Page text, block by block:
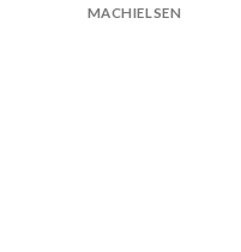
MACHIELSEN